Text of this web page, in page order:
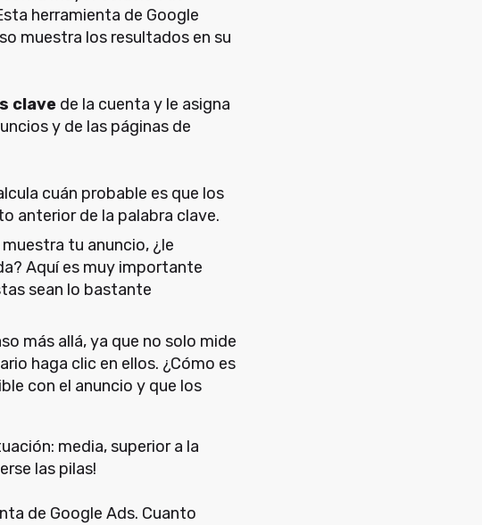
herramienta de Google
muestra los resultados en su
clave de la cuenta y le asigna
y de las páginas de
cuán probable es que los
anterior de la palabra clave.
tu anuncio, ¿le
Aquí es muy importante
sean lo bastante
más allá, ya que no solo mide
haga clic en ellos. ¿Cómo es
con el anuncio y que los
media, superior a la
las pilas!
de Google Ads. Cuanto